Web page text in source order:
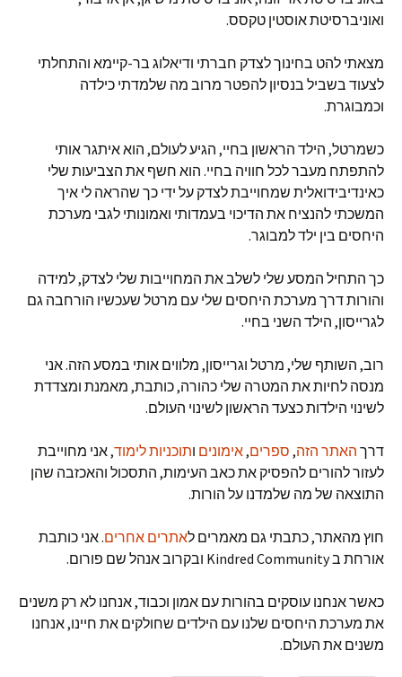
ואוניברסיטת אוסטין טקסס.
מצאתי להט בחינוך לצדק חברתי ודיאלוג בר-קיימא והתחלתי
לצעוד בשביל בנסיון להפטר מרוב מה שלמדתי כילדה
וכמבוגרת.
כשמרטל, הילד הראשון בחיי, הגיע לעולם, הוא איתגר אותי
להתפתח מעבר לכל חוויה בחיי. הוא חשף את הצביעות שלי
כאינדיבידואלית שמחוייבת לצדק על ידי כך שהראה לי איך
המשכתי להנציח את הדיכוי בעמדותי ואמונותי לגבי מערכת
היחסים בין ילד למבוגר.
כך התחיל המסע שלי לשלב את המחוייבות שלי לצדק, למידה
והורות דרך מערכת היחסים שלי עם מרטל שעכשיו הורחבה גם
לגרייסון, הילד השני בחיי.
רוב, השותף שלי, מרטל וגרייסון, מלווים אותי במסע הזה. אני
מנסה לחיות את המטרה שלי כהורה, כותבת, מאמנת ומצדדת
לשינוי הילדות כצעד הראשון לשינוי העולם.
דרך האתר הזה, ספרים,אימונים ותוכניות לימוד, אני מחוייבת
לעזור להורים להפסיק את כאב העימות, התסכול והאכזבה שהן
התוצאה של מה שלמדנו על הורות.
חוץ מהאתר, כתבתי גם מאמרים לאתרים אחרים. אני כותבת
אורחת ב Kindred Community ובקרוב אנהל שם פורום.
כאשר אנחנו עוסקים בהורות עם אמון וכבוד, אנחנו לא רק משנים
את מערכת היחסים שלנו עם הילדים שחולקים את חיינו, אנחנו
משנים את העולם.